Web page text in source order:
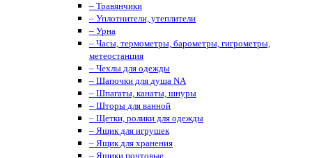
– Травянчики
– Уплотнители, утеплители
– Урна
– Часы, термометры, барометры, гигрометры,
метеостанция
– Чехлы для одежды
– Шапочки для душа NA
– Шпагаты, канаты, шнуры
– Шторы для ванной
– Щетки, ролики для одежды
– Ящик для игрушек
– Ящик для хранения
– Ящики почтовые